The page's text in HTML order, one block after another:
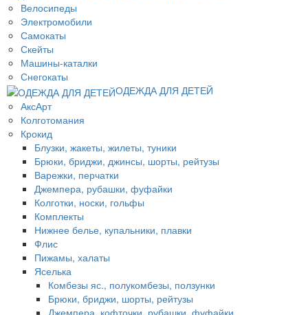
Велосипеды
Электромобили
Самокаты
Скейты
Машины-каталки
Снегокаты
ОДЕЖДА ДЛЯ ДЕТЕЙ
АксАрт
Колготомания
Крокид
Блузки, жакеты, жилеты, туники
Брюки, бриджи, джинсы, шорты, рейтузы
Варежки, перчатки
Джемпера, рубашки, фуфайки
Колготки, носки, гольфы
Комплекты
Нижнее белье, купальники, плавки
Флис
Пижамы, халаты
Яселька
Комбезы яс., полукомбезы, ползунки
Брюки, бриджи, шорты, рейтузы
Джемпера, кофточки, рубашки, фуфайки